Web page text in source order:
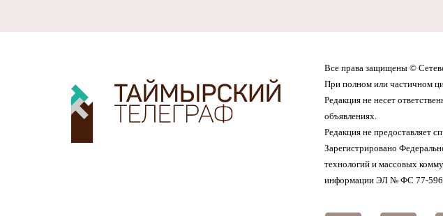
Все права защищены ©
При полном или частичном
Редакция не несет
объявлениях.
Редакция не предоставляет
Зарегистрировано
технологий и массовых
информации ЭЛ № ФС 77-